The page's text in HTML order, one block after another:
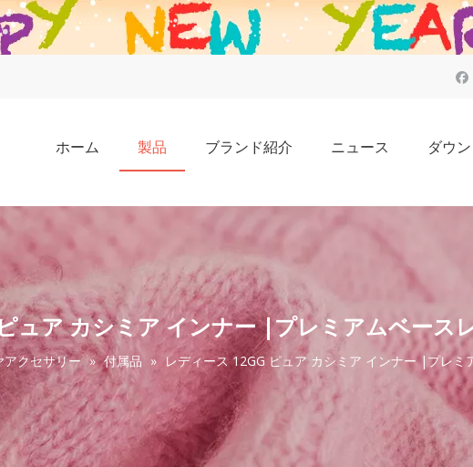
ホーム 製品 ブランド紹介 ニュース ダウ
ュア カシミア インナー |プレミアムベース
アクセサリー » 付属品 » レディース 12GG ピュア カシミア インナー |プレミ